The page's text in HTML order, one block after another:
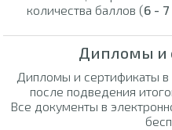
количества баллов (6 -
Дипломы и
Дипломы и сертификаты в
после подведения
Все документы в